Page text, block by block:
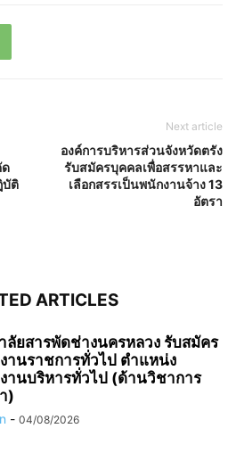
บัติ
Next article
องค์การบริหารส่วนจังหวัดตรัง
รับสมัครบุคคลเพื่อสรรหาและ
เลือกสรรเป็นพนักงานจ้าง 13
อัตรา
ARTICLES
ลัยสารพัดช่างนครหลวง รับสมัคร
านราชการทั่วไป ตำแหน่ง
านบริหารทั่วไป (ด้านวิชาการ
)
- 04/08/2026